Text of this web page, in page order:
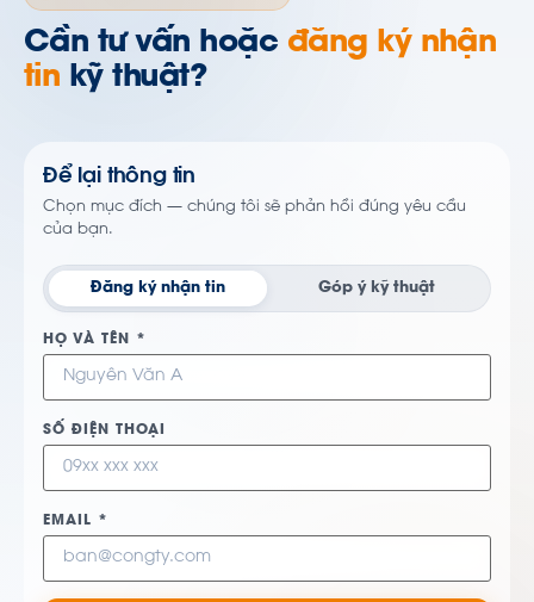
Cần tư vấn hoặc đăng ký nhận
tin kỹ thuật?
Để lại thông tin
Chọn mục đích — chúng tôi sẽ phản hồi đúng yêu cầu
của bạn.
Đăng ký nhận tin Góp ý kỹ thuật
HỌ VÀ TÊN *
SỐ ĐIỆN THOẠI
EMAIL *